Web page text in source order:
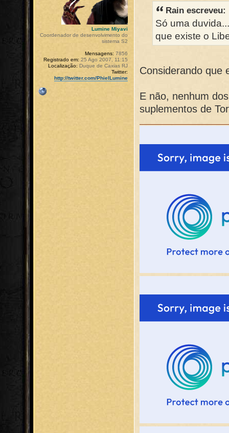
Rain escreveu:
Só uma
que existe o
Considerando que
E não, nenhum
suplementos de
Lumine Miyavi
Coordenador de desenvolvimento do
sistema S2
Mensagens: 7856
Registrado em: 25 Ago 2007, 11:15
Localização: Duque de Caxias RJ
Twitter:
http://twitter.com/PhielLumine